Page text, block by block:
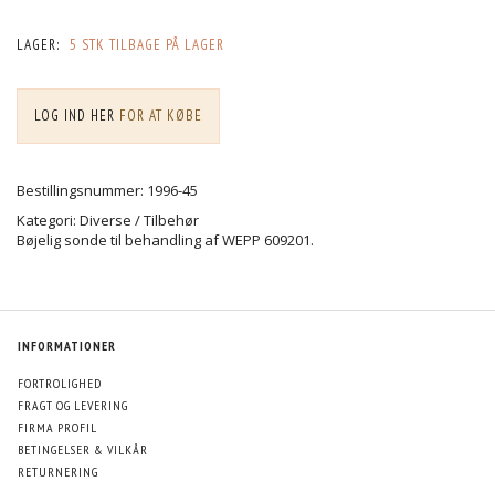
LAGER: 5 STK TILBAGE PÅ LAGER
LOG IND HER FOR AT KØBE
Bestillingsnummer: 1996-45
Kategori: Diverse / Tilbehør
Bøjelig sonde til behandling af WEPP 609201.
INFORMATIONER
FORTROLIGHED
FRAGT OG LEVERING
FIRMA PROFIL
BETINGELSER & VILKÅR
RETURNERING